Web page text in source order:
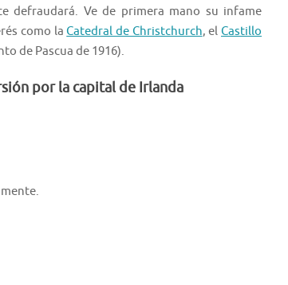
defraudará. Ve de primera mano su infame
como laCatedral de Christchurch, el Castillo
de Pascua de 1916).
por la capital de Irlanda